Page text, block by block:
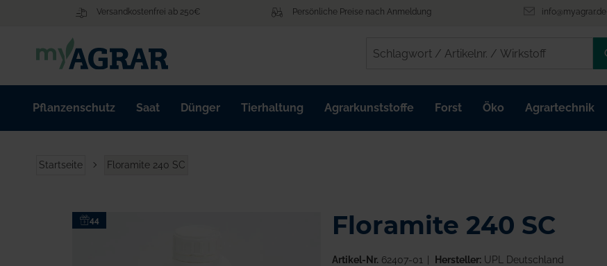
Versandkostenfrei ab 250€ Persönliche Preise nach Anmeldung info@myagrar.de
Pflanzenschutz Saat Dünger Tierhaltung Agrarkunststoffe Forst Öko Agrartechnik
Startseite Floramite 240 SC
44 Floramite 240 SC
Artikel-Nr. 62407-01 Hersteller:UPL Deutschland